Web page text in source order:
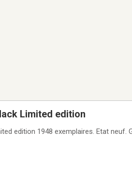
Limited edition
1948 exemplaires. Etat neuf. Garantie